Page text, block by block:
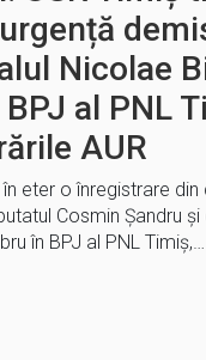
Nicolae
al PNL
AUR
în eter o înregistrare
Cosmin Șandru și
în BPJ al PNL Timiș,…